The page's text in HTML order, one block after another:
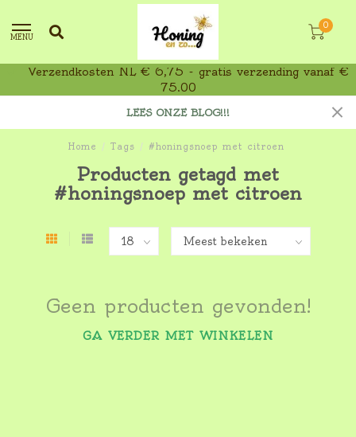
MENU
0
Verzendkosten NL € 6,75 - gratis verzending vanaf €
75,00
LEES ONZE BLOG!!!
Home / Tags / #honingsnoep met citroen
Producten getagd met
#honingsnoep met citroen
Geen producten gevonden!
GA VERDER MET WINKELEN